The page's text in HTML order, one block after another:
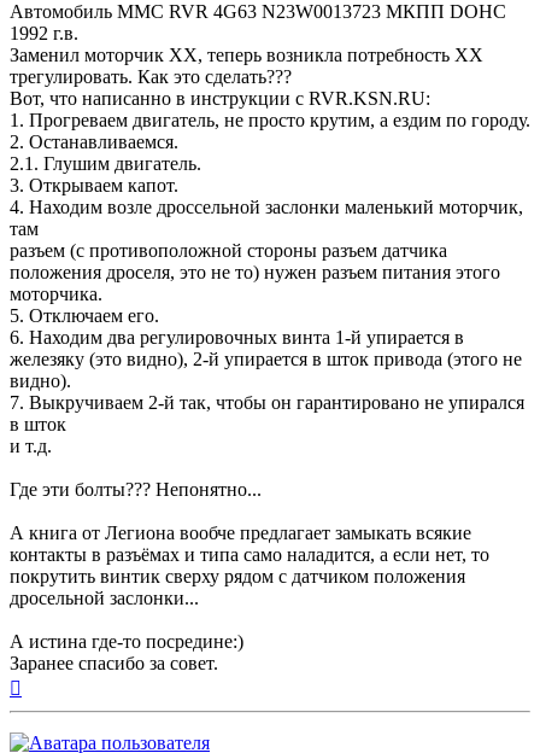
Автомобиль ММС RVR 4G63 N23W0013723 МКПП DOHC
1992 г.в.
Заменил моторчик ХХ, теперь возникла потребность ХХ
трегулировать. Как это сделать???
Вот, что написанно в инструкции с RVR.KSN.RU:
1. Прогреваем двигатель, не просто крутим, а ездим по городу.
2. Останавливаемся.
2.1. Глушим двигатель.
3. Открываем капот.
4. Находим возле дроссельной заслонки маленький моторчик,
там
разъем (с противоположной стороны разъем датчика
положения дроселя, это не то) нужен разъем питания этого
моторчика.
5. Отключаем его.
6. Находим два регулировочных винта 1-й упирается в
железяку (это видно), 2-й упирается в шток привода (этого не
видно).
7. Выкручиваем 2-й так, чтобы он гарантировано не упирался
в шток
и т.д.
Где эти болты??? Непонятно...
А книга от Легиона вообче предлагает замыкать всякие
контакты в разъёмах и типа само наладится, а если нет, то
покрутить винтик сверху рядом с датчиком положения
дросельной заслонки...
А истина где-то посредине:)
Заранее спасибо за совет.